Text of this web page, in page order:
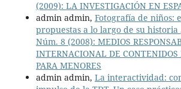
(2009): LA INVESTIGACIÓN EN
admin admin, Fotografía de niños:
propuestas a lo largo de su historia
Núm. 8 (2008): MEDIOS
INTERNACIONAL DE CONTENIDOS
PARA MENORES
admin admin, La interactividad: